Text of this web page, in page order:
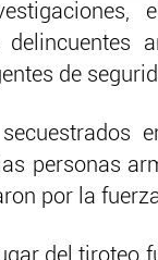
de
personas
por la